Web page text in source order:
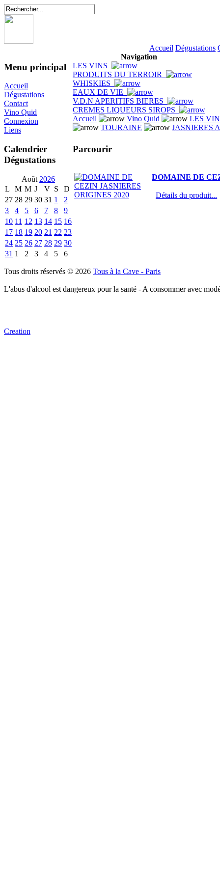
Accueil Dégustations
Menu principal
Accueil
Dégustations
Contact
Vino Quid
Connexion
Liens
Calendrier
Dégustations
Août 2026
L
M M J V S
D
27 28 29 30 31 1
2
3
4 5 6 7 8
9
10 11 12 13 14 15 16
17 18 19 20 21 22 23
24 25 26 27 28 29 30
31 1 2 3 4 5 6
Navigation
LES VINS
PRODUITS DU TERROIR
WHISKIES
EAUX DE VIE
V.D.N APERITIFS BIERES
CREMES LIQUEURS SIROPS
Accueil
Vino Quid
LES
TOURAINE
JASNIERES
Parcourir
DOMAINE DE
Détails du produit...
Tous droits réservés © 2026 Tous à la Cave - Paris
L'abus d'alcool est dangereux pour la santé - A consommer avec
Creation